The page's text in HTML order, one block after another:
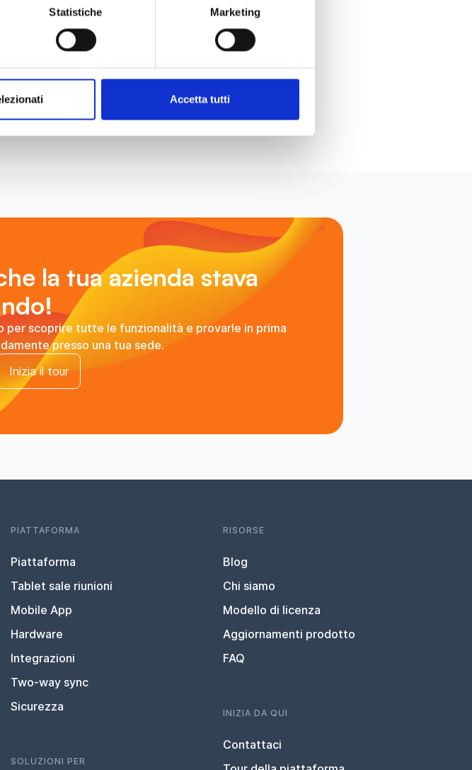
Statistiche Marketing
Accetta tutti
la massima flessibilità operativa. Per
esterno deve essere rapido ma
la tua azienda stava
per scoprire tutte le funzionalità e provarle in prima
presso una tua sede.
Inizia il tour
PIATTAFORMA
Piattaforma
Tablet sale riunioni
Mobile App
Hardware
Integrazioni
Two-way sync
Sicurezza
SOLUZIONI PER
RISORSE
Blog
Chi siamo
Modello di licenza
Aggiornamenti prodotto
FAQ
INIZIA DA QUI
Contattaci